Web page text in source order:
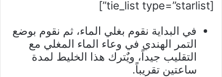
[tie_list type=”starlist”]
في البداية نقوم بغلي الماء، ثم نقوم بوضع
التمر الهندي في وعاء الماء المغلي مع
التقليب جيداً، ويٌترك هذا الخليط لمدة
ساعتين تقريباً.